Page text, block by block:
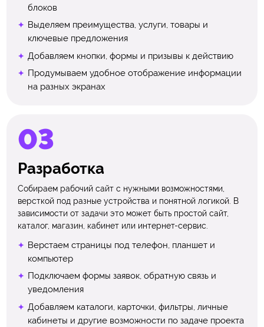
блоков
Выделяем преимущества, услуги, товары и
ключевые предложения
Добавляем кнопки, формы и призывы к действию
Продумываем удобное отображение информации
на разных экранах
Разработка
Собираем рабочий сайт с нужными возможностями,
версткой под разные устройства и понятной логикой. В
зависимости от задачи это может быть простой сайт,
каталог, магазин, кабинет или интернет-сервис.
Верстаем страницы под телефон, планшет и
компьютер
Подключаем формы заявок, обратную связь и
уведомления
Добавляем каталоги, карточки, фильтры, личные
кабинеты и другие возможности по задаче проекта